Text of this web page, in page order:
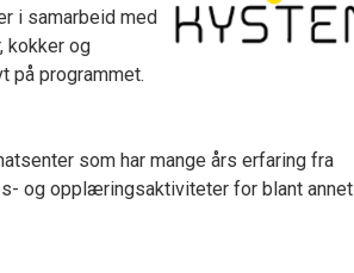
i samarbeid med
kokker og
på programmet.
som har mange års erfaring fra
og opplæringsaktiviteter for blant annet